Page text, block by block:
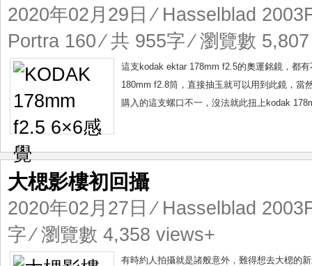
2020年02月29日 ⁄ Hasselblad
Portra 160⁄ 共 955字 ⁄ 瀏覽數
這支kodak ektar 178mm f2.5的奧運銘鏡，都
180mm f2.8筒，直接抽玉就可以用到此鏡，當
購入的這支螺口不一，沒法就此扭上kodak
大楒影樓初回攝
2020年02月27日 ⁄ Hasselblad
字 ⁄ 瀏覽數 4,358 views+
有時約人拍攝就是諸般意外，難得想去大楒的